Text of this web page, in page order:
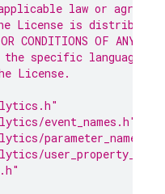
law or
License is distributed
OR CONDITIONS OF
specific language
License.
event_names.h"
parameter_names.h"